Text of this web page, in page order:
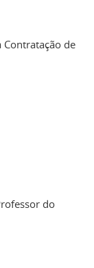
Contratação de
do